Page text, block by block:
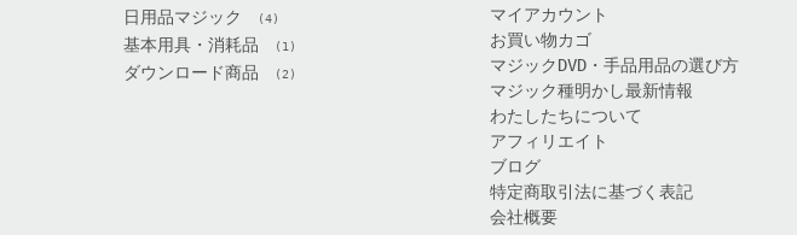
日用品マジック (4)
基本用具・消耗品 (1)
ダウンロード商品 (2)
マイアカウント
お買い物カゴ
マジックDVD・手品用品の選び方
マジック種明かし最新情報
わたしたちについて
アフィリエイト
ブログ
特定商取引法に基づく表記
会社概要